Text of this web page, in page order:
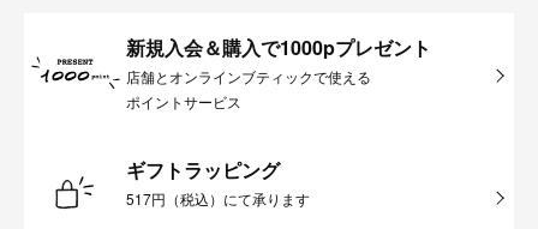
新規入会＆購入で1000pプレゼント
店舗とオンラインブティックで使える
ポイントサービス
ギフトラッピング
517円（税込）にて承ります